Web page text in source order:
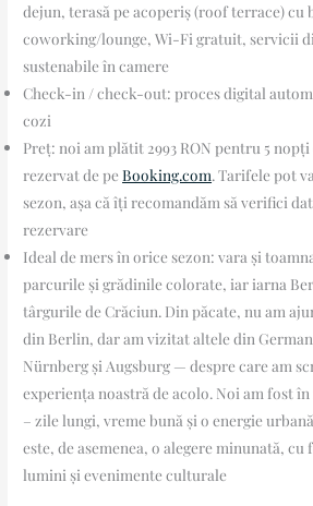
dejun, terasă pe acoperiș (roof terrace) cu
coworking/lounge, Wi-Fi gratuit, servicii
sustenabile în camere
Check-in / check-out: proces digital
cozi
Preț: noi am plătit 2993 RON pentru 5 nopți
rezervat de peBooking.com. Tarifele pot
sezon, așa că îți recomandăm să verifici
rezervare
Ideal de mers în orice sezon: vara și
parcurile și grădinile colorate, iar iarna
târgurile de Crăciun. Din păcate, nu am
din Berlin, dar am vizitat altele din
Nürnberg și Augsburg — despre care am
experiența noastră de acolo. Noi am fost
– zile lungi, vreme bună și o energie
este, de asemenea, o alegere minunată,
lumini și evenimente culturale